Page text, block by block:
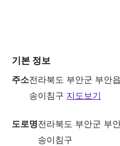
기본 정보
주소전라북도 부안군 부안
송이침구 지도보기
도로명전라북도 부안군 부
송이침구